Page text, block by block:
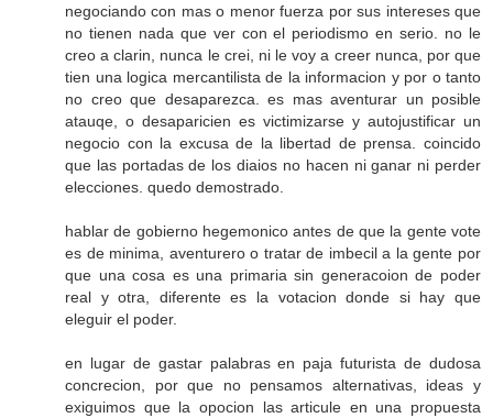
negociando con mas o menor fuerza por sus intereses que
no tienen nada que ver con el periodismo en serio. no le
creo a clarin, nunca le crei, ni le voy a creer nunca, por que
tien una logica mercantilista de la informacion y por o tanto
no creo que desaparezca. es mas aventurar un posible
atauqe, o desaparicien es victimizarse y autojustificar un
negocio con la excusa de la libertad de prensa. coincido
que las portadas de los diaios no hacen ni ganar ni perder
elecciones. quedo demostrado.
hablar de gobierno hegemonico antes de que la gente vote
es de minima, aventurero o tratar de imbecil a la gente por
que una cosa es una primaria sin generacoion de poder
real y otra, diferente es la votacion donde si hay que
eleguir el poder.
en lugar de gastar palabras en paja futurista de dudosa
concrecion, por que no pensamos alternativas, ideas y
exiguimos que la opocion las articule en una propuesta